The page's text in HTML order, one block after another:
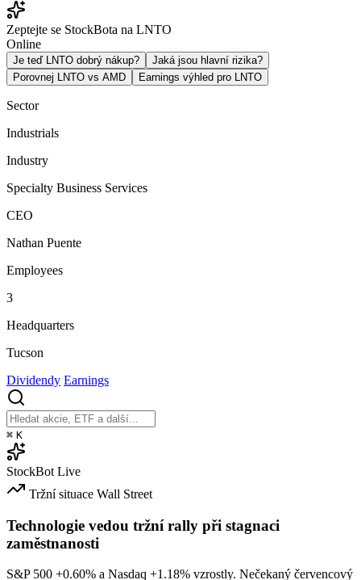
Zeptejte se StockBota na LNTO
Online
Je teď LNTO dobrý nákup?
Jaká jsou hlavní rizika?
Porovnej LNTO vs AMD
Earnings výhled pro LNTO
Sector
Industrials
Industry
Specialty Business Services
CEO
Nathan Puente
Employees
3
Headquarters
Tucson
Dividendy Earnings
⌘ K
StockBot Live
Tržní situace Wall Street
Technologie vedou tržní rally při stagnaci
zaměstnanosti
S&P 500 +0.60% a Nasdaq +1.18% vzrostly. Nečekaný červencový